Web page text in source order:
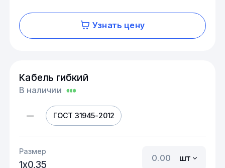
Узнать цену
Кабель гибкий
В наличии
— ГОСТ 31945-2012
Размер
1х0,35
шт